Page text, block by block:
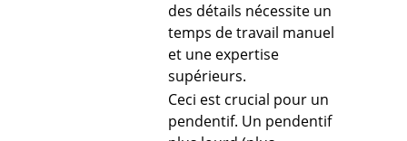
des détails nécessite un
temps de travail manuel
et une expertise
supérieurs.
Ceci est crucial pour un
pendentif. Un pendentif